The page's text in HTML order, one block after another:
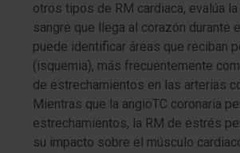
otros tipos de RM cardiaca, evalúa
sangre que llega al corazón durante
puede identificar áreas que reciban
(isquemia), más frecuentemente
de estrechamientos en las arterias
Mientras que la angioTC coronaria
estrechamientos, la RM de estrés
su impacto sobre el músculo